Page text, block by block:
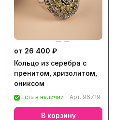
от 26 400 ₽
Кольцо из серебра с
пренитом, хризолитом,
ониксом
Есть в наличии Арт. 96719
В корзину